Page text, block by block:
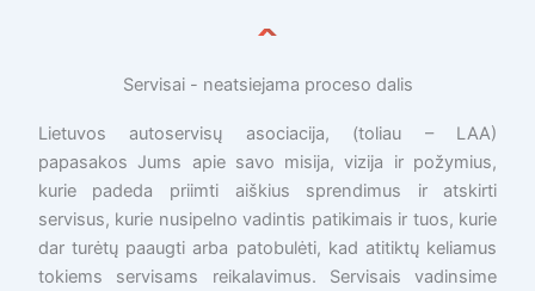
Servisai - neatsiejama proceso dalis
Lietuvos autoservisų asociacija, (toliau – LAA)
papasakos Jums apie savo misija, vizija ir požymius,
kurie padeda priimti aiškius sprendimus ir atskirti
servisus, kurie nusipelno vadintis patikimais ir tuos, kurie
dar turėtų paaugti arba patobulėti, kad atitiktų keliamus
tokiems servisams reikalavimus. Servisais vadinsime